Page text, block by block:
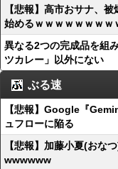
【悲報】高市おサナ、
始めるｗｗｗｗｗｗｗｗ
異なる2つの完成品を組
ツカレー」以外にない
ぶる速
【悲報】Google『
ュフローに陥る
【悲報】加藤小夏(おな
wwwwww